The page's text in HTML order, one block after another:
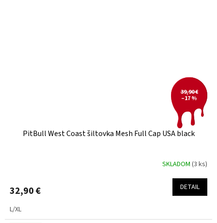
39,90 €
–17 %
PitBull West Coast šiltovka Mesh Full Cap USA black
SKLADOM (3 ks)
32,90 € DETAIL
L/XL